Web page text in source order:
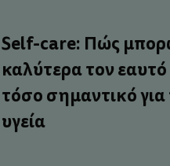
Self-care: Πώς
καλύτερα τον εαυτό
τόσο σημαντικό
υγεία